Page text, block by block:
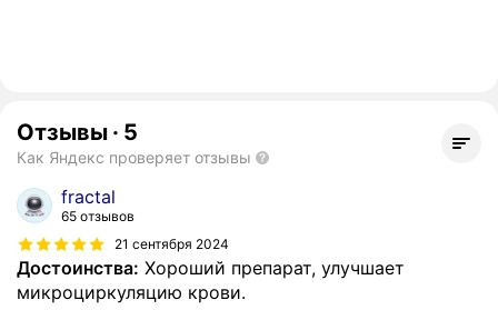
Отзывы · 5
Как Яндекс проверяет отзывы
fractal
65 отзывов
21 сентября 2024
Достоинства: Хороший препарат, улучшает
микроциркуляцию крови.